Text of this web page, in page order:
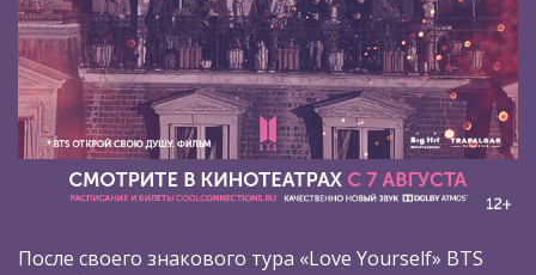
После своего знакового тура «Love Yourself» BTS